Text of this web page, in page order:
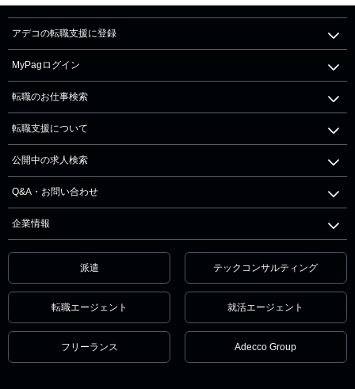
アデコの転職支援に登録
MyPagログイン
転職のお仕事検索
転職支援について
公開中の求人検索
Q&A・お問い合わせ
企業情報
派遣 テックコンサルティング
転職エージェント 就活エージェント
フリーランス Adecco Group